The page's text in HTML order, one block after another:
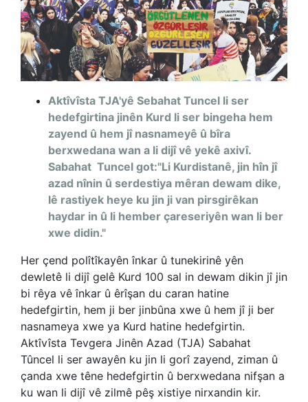
Aktîvîsta TJA'yê Sebahat Tuncel li ser
hedefgirtina jinên Kurd li ser bingeha hem
zayend û hem jî nasnameyê û bîra
berxwedana wan a li dijî vê yekê axivî.
Sabahat Tuncel got:"Li Kurdistanê, jin hîn jî
azad nînin û serdestiya mêran dewam dike,
lê rastiyek heye ku jin ji van pirsgirêkan
haydar in û li hember çareseriyên wan li ber
xwe didin."
Her çend polîtîkayên înkar û tunekirinê yên
dewletê li dijî gelê Kurd 100 sal in dewam dikin jî jin
bi rêya vê înkar û êrîşan du caran hatine
hedefgirtin, hem ji ber jinbûna xwe û hem jî ji ber
nasnameya xwe ya Kurd hatine hedefgirtin.
Aktîvîsta Tevgera Jinên Azad (TJA) Sabahat
Tûncel li ser awayên ku jin li gorî zayend, ziman û
çanda xwe têne hedefgirtin û berxwedana nifşan a
ku wan li dijî vê zilmê pêş xistiye nirxandin kir.